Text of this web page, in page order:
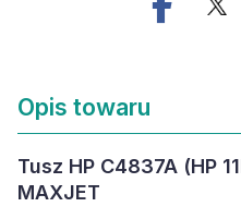
Opis towaru
Tusz HP C4837A (HP
MAXJET